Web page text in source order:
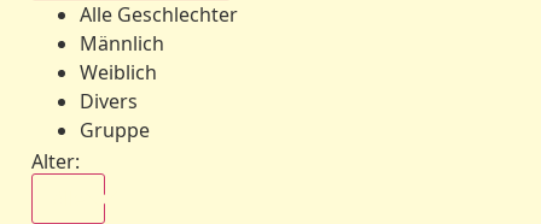
Alle Geschlechter
Männlich
Weiblich
Divers
Gruppe
Alter: